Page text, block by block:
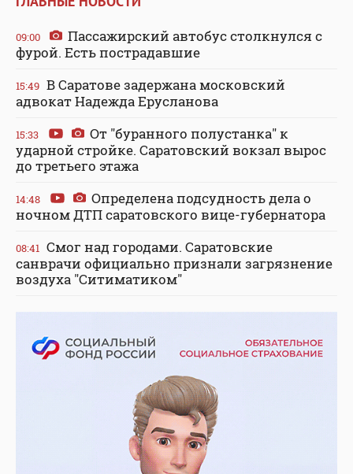
09:00
Пассажирский автобус столкнулся с
фурой. Есть пострадавшие
15:49 В Саратове задержана московский
адвокат Надежда Ерусланова
15:33
От "буранного полустанка" к
ударной стройке. Саратовский вокзал вырос
до третьего этажа
14:48
Определена подсудность дела о
ночном ДТП саратовского вице-губернатора
08:41 Смог над городами. Саратовские
санврачи официально признали загрязнение
воздуха "Ситиматиком"